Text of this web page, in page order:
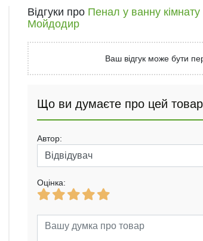
Відгуки про Пенал у ванну
Мойдодир
Ваш відгук може бути
Що ви думаєте про цей
Автор:
Оцінка: